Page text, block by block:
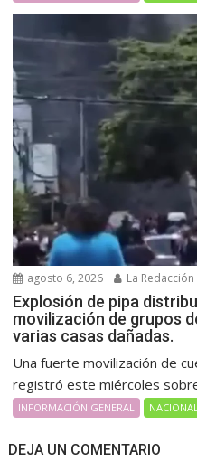
agosto 6, 2026 La Redacción
Explosión de pipa
movilización de grupos
varias casas dañadas.
Una fuerte movilización de
registró este miércoles sobre
INFORMACIÓN GENERAL
DEJA UN COMENTARIO